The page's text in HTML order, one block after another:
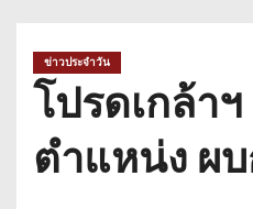
ข่าวประจำวัน
โปรดเกล้า
ตำแหน่ง ผ